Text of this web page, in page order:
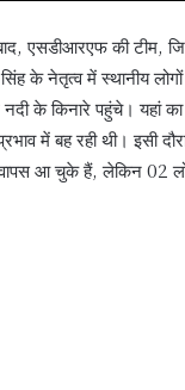
एसडीआरएफ की टीम,
के नेतृत्व में स्थानीय
के किनारे पहुंचे। यहां
में बह रही थी। इसी
आ चुके हैं, लेकिन 02